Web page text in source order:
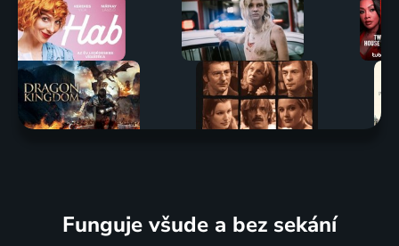
Funguje všude a bez sekání